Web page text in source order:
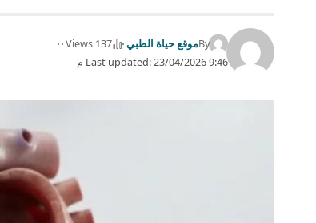
Last updated: 23/04/2026 9:46 م
Byموقع حياة الطبي 137 Views